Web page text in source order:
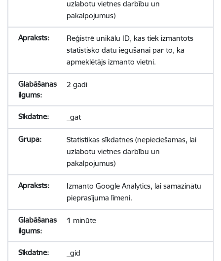
uzlabotu vietnes darbību un
pakalpojumus)
Reģistrē unikālu ID, kas tiek izmantots
statistisko datu iegūšanai par to, kā
apmeklētājs izmanto vietni.
2 gadi
_gat
Statistikas sīkdatnes (nepieciešamas, lai
uzlabotu vietnes darbību un
pakalpojumus)
Izmanto Google Analytics, lai samazinātu
pieprasījuma līmeni.
1 minūte
_gid